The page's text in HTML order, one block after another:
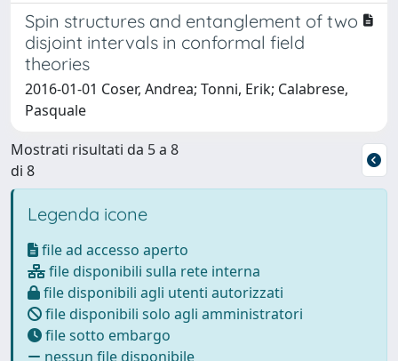
Spin structures and entanglement of two
disjoint intervals in conformal field
theories
2016-01-01 Coser, Andrea; Tonni, Erik; Calabrese,
Pasquale
Mostrati risultati da 5 a 8
di 8
Legenda icone
file ad accesso aperto
file disponibili sulla rete interna
file disponibili agli utenti autorizzati
file disponibili solo agli amministratori
file sotto embargo
nessun file disponibile